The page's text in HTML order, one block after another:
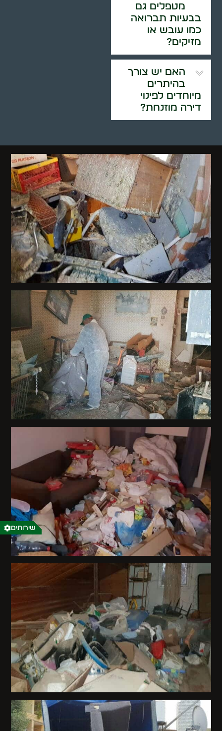
מטפלים גם
בבעיות תברואה
כמו עובש או
מזיקים?
האם יש צורך
בהיתרים
מיוחדים לפינוי
דירה מוזנחת?
שירותים